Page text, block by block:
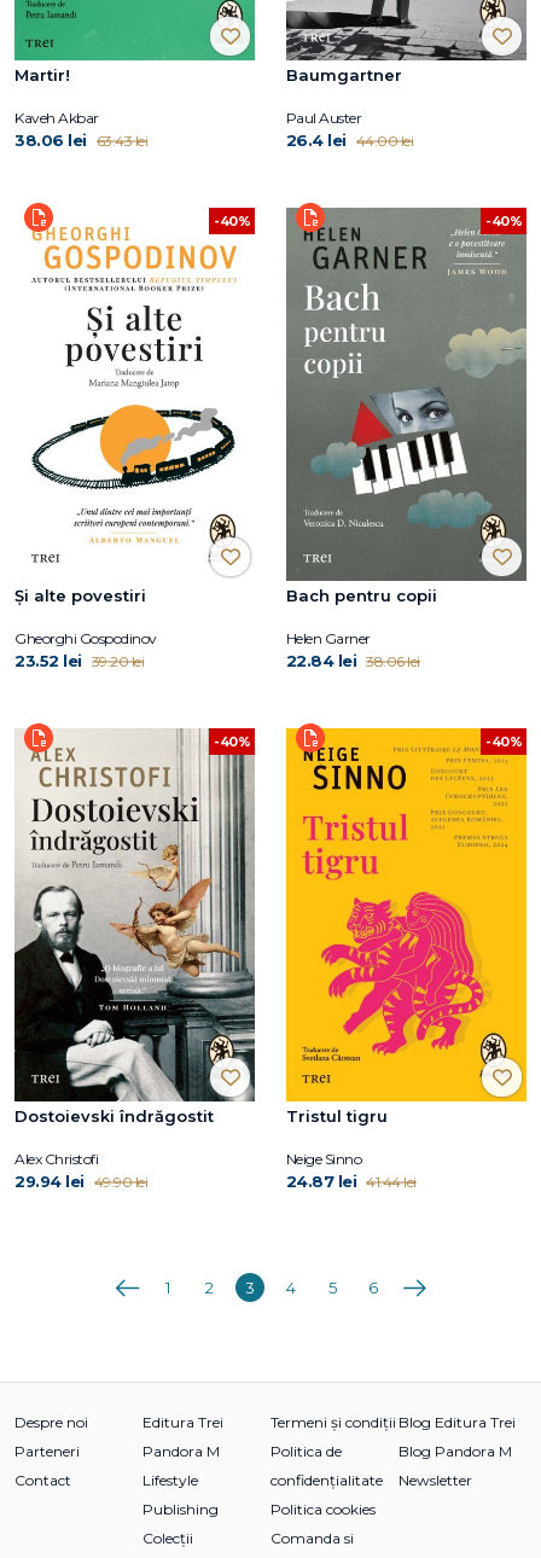
Martir!
Kaveh Akbar
38.06 lei 63.43 lei
Baumgartner
Paul Auster
26.4 lei 44.00 lei
-40%
Și alte povestiri
Gheorghi Gospodinov
23.52 lei 39.20 lei
-40%
Bach pentru copii
Helen Garner
22.84 lei 38.06 lei
-40%
Dostoievski îndrăgostit
Alex Christofi
29.94 lei 49.90 lei
-40%
Tristul tigru
Neige Sinno
24.87 lei 41.44 lei
Anterioara
1 2 3 4 5 6 Următoarea
Despre noi
Parteneri
Contact
Editura Trei
Pandora M
Lifestyle
Publishing
Colecții
Termeni și condiții
Politica de
confidențialitate
Politica cookies
Comanda si
Blog Editura Trei
Blog Pandora M
Newsletter